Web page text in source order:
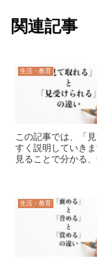
関連記事
生活・教育
この記事では、「
すく説明していき
見ることで分かる
生活・教育